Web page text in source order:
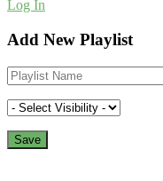
Log In
Add New Playlist